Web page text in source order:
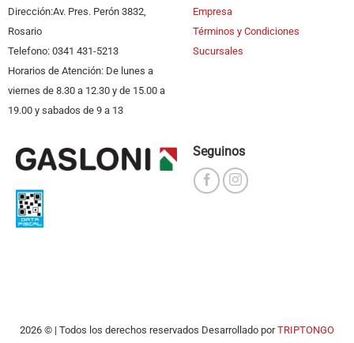
Dirección:Av. Pres. Perón 3832,
Rosario
Telefono: 0341 431-5213
Horarios de Atención: De lunes a
viernes de 8.30 a 12.30 y de 15.00 a
19.00 y sabados de 9 a 13
Empresa
Términos y Condiciones
Sucursales
Seguinos
2026 © | Todos los derechos reservados Desarrollado porTRIPTONGO